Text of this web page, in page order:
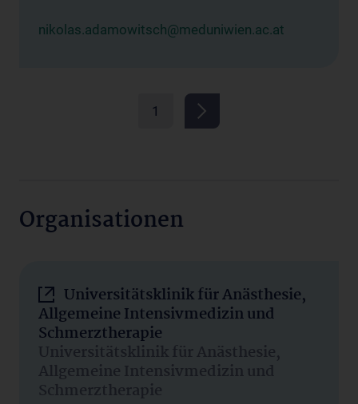
nikolas.adamowitsch@meduniwien.ac.at
1
Organisationen
Universitätsklinik für Anästhesie,
Allgemeine Intensivmedizin und
Schmerztherapie
Universitätsklinik für Anästhesie,
Allgemeine Intensivmedizin und
Schmerztherapie